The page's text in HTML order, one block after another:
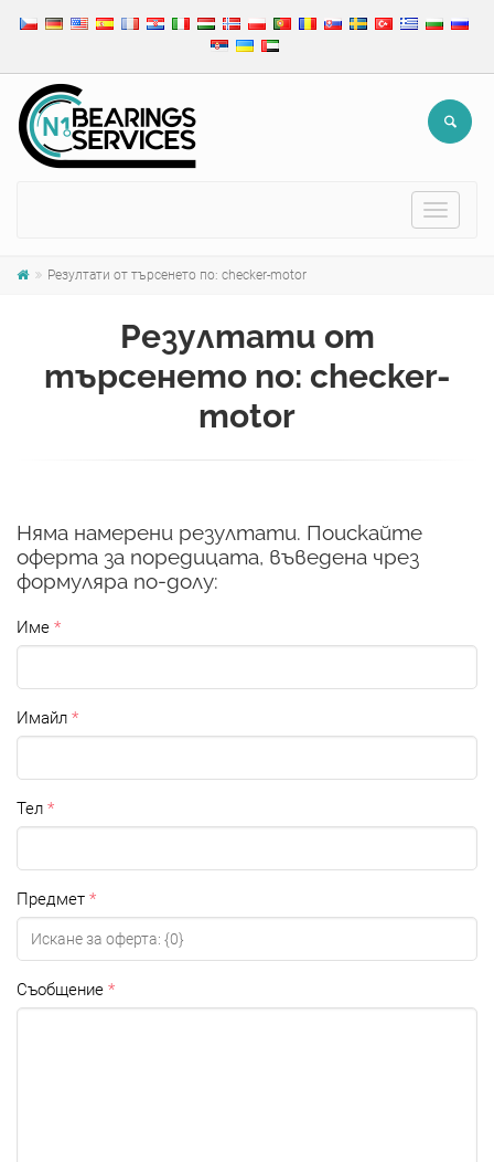
Toggle
Резултати от търсенето по: checker-motor
Резултати от
търсенето по: checker-
motor
Няма намерени резултати. Поискайте
оферта за поредицата, въведена чрез
формуляра по-долу:
Име
Имайл
Тел
Предмет
Съобщение